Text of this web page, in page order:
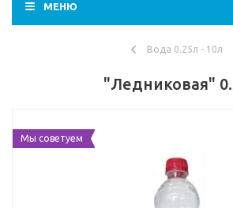
МЕНЮ
Вода 0.25л - 10л
"Ледниковая"
Мы советуем